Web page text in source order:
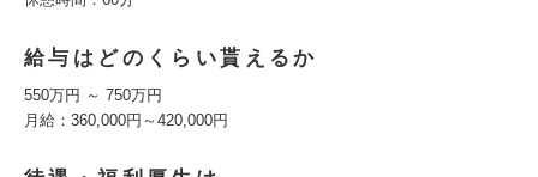
給与はどのくらい貰えるか
550万円 ～ 750万円
月給：360,000円～420,000円